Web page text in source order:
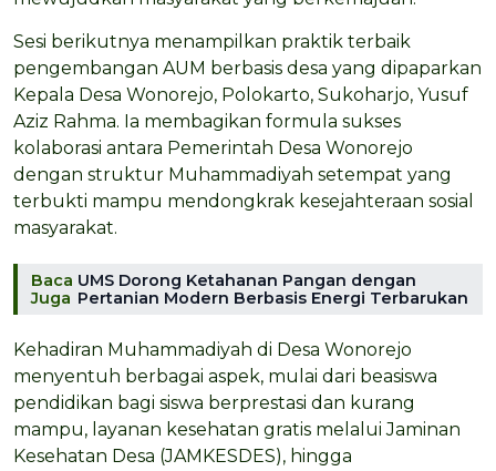
Sesi berikutnya menampilkan praktik terbaik
pengembangan AUM berbasis desa yang dipaparkan
Kepala Desa Wonorejo, Polokarto, Sukoharjo, Yusuf
Aziz Rahma. Ia membagikan formula sukses
kolaborasi antara Pemerintah Desa Wonorejo
dengan struktur Muhammadiyah setempat yang
terbukti mampu mendongkrak kesejahteraan sosial
masyarakat.
Baca
Juga
UMS Dorong Ketahanan Pangan dengan
Pertanian Modern Berbasis Energi Terbarukan
Kehadiran Muhammadiyah di Desa Wonorejo
menyentuh berbagai aspek, mulai dari beasiswa
pendidikan bagi siswa berprestasi dan kurang
mampu, layanan kesehatan gratis melalui Jaminan
Kesehatan Desa (JAMKESDES), hingga